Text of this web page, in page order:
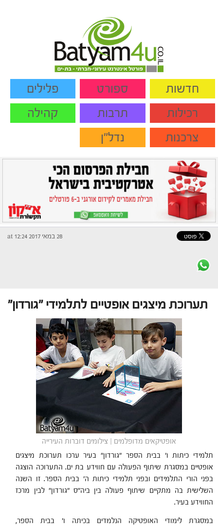
חדשות ספורט
פלילים
רכילות
תרבות
קהילה
צרכנות
נדל"ן
28 במאי 2017 at 12:24
תערוכת מיצגים אופטיים לתלמידי "גורדון"
אופטיקאים מדופלמים | צילומים דוברות העירייה
תלמידי כיתות ו' בבית הספר "גורדון" בעיר ערכו תערוכת מיצגים
אופטיים במסגרת שיתוף הפעולה עם חווידע בת ים. התערוכה הוצגה
בפני הורי התלמידים ובפני תלמידי כיתות ה' בבית הספר. זו השנה
השלישית בה מתקיים שיתוף פעולה בין ביה"ס "גורדון" לבין מרכז
החווידע בעיר.
במסגרת לימודי האופטיקה הנלמדים בכיתה ו' בבית הספר,